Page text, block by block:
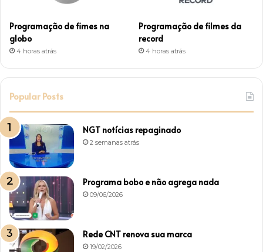
Programação de fimes na
globo
4 horas atrás
Programação de filmes da
record
4 horas atrás
Popular Posts
NGT notícias repaginado
2 semanas atrás
Programa bobo e não agrega nada
09/06/2026
Rede CNT renova sua marca
19/02/2026